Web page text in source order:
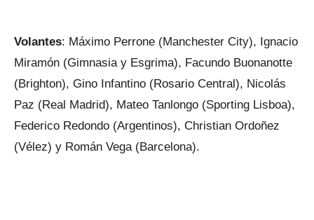
Volantes: Máximo Perrone (Manchester City), Ignacio
Miramón (Gimnasia y Esgrima), Facundo Buonanotte
(Brighton), Gino Infantino (Rosario Central), Nicolás
Paz (Real Madrid), Mateo Tanlongo (Sporting Lisboa),
Federico Redondo (Argentinos), Christian Ordoñez
(Vélez) y Román Vega (Barcelona).